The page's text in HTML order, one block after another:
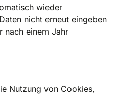
wieder
nicht erneut eingeben
nach einem Jahr
Nutzung von Cookies,